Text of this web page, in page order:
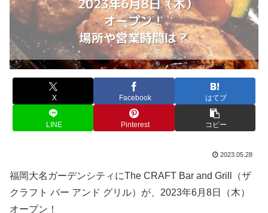
X Facebook はてブ
LINE Pinterest コピー
2023.05.28
福岡大名ガーデンシティにThe CRAFT Bar and Grill（ザ
クラフト バー アンド グリル）が、2023年6月8日（木）
オープン！